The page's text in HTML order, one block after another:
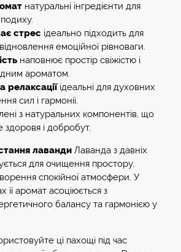
натуральні інгредієнти для
стрес ідеально підходить для
емоційної рівноваги.
наповнює простір свіжістю і
ароматом.
релаксаціїідеальні для духовних
сил і гармонії.
з натуральних компонентів, що
здоровя і добробут.
лаванди Лаванда з давніх
для очищення простору,
спокійної атмосфери. У
її аромат асоціюється з
балансу та гармонією у
ці пахощі під час